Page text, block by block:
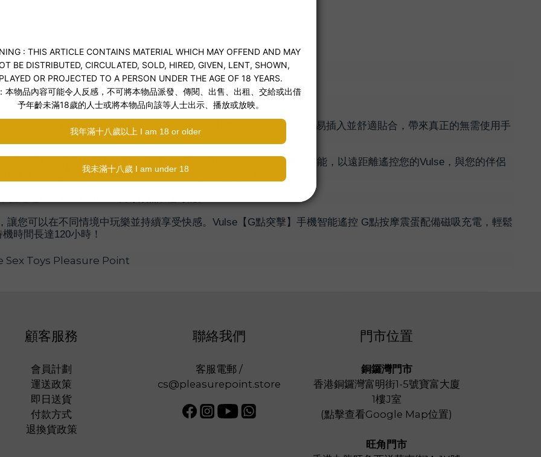
安全矽膠材質擺脫了使用限制，可在各種情境中使用。小巧的外形容易插入並舒適貼合，帶來真正的無需使用手
輕滑手指來控制抽插和震動的快感。也可以透過APP內的實時遙控功能，以遠距離遙控您的Vulse，與您的伴侶
度模式！還配備聊天和語音/視頻聊天功能，讓您更加親密。
您可以在不同情境中玩樂並持續享受快感。Vulse【G點突擊】手機智能遙控 G點按摩震蛋配備磁吸充電，輕鬆
時間長達120小時！
顧客服務
會員計劃
運送政策
即日送貨
付款方式
退換貨政策
聯絡我們
客服電郵 /
cs@pleasurepoint.store
門市位置
銅鑼灣門市
香港銅鑼灣富明街1-5號寶富大廈
1樓J室
(點擊查看Google Map位置)
旺角門市